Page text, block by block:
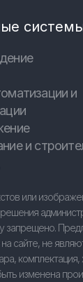
и
и
или
запрещено.
сайте, не
комплектация,
изменена